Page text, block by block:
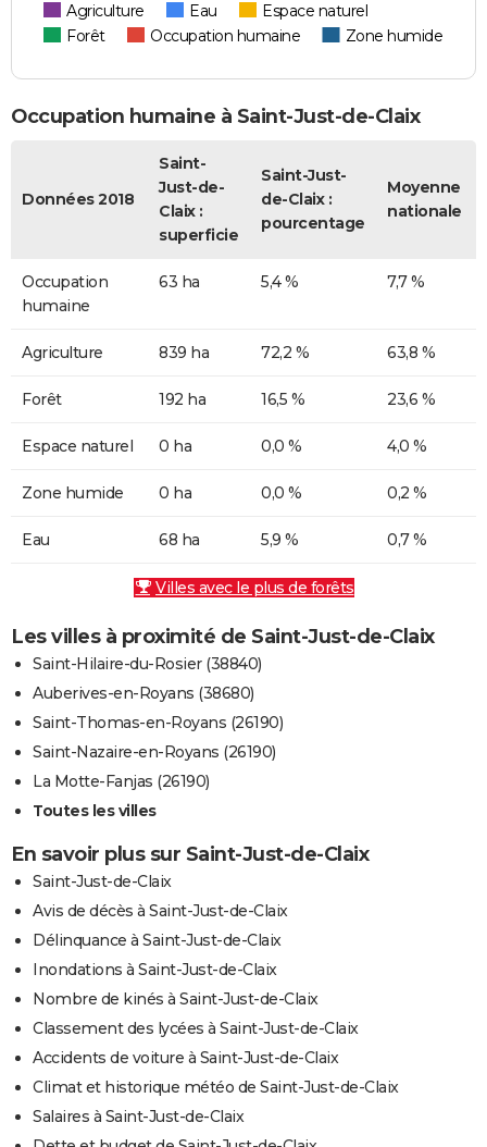
Agriculture Eau
Espace naturel
Forêt
Occupation humaine Zone humide
Occupation humaine à Saint-Just-de-Claix
Données 2018
Saint-
Just-de-
Claix :
superficie
Saint-Just-
de-Claix :
pourcentage
Moyenne
nationale
Occupation
humaine
63 ha 5,4 % 7,7 %
Agriculture 839 ha 72,2 % 63,8 %
Forêt 192 ha 16,5 % 23,6 %
Espace naturel 0 ha 0,0 % 4,0 %
Zone humide 0 ha 0,0 % 0,2 %
Eau 68 ha 5,9 % 0,7 %
Villes avec le plus de forêts
Les villes à proximité de Saint-Just-de-Claix
Saint-Hilaire-du-Rosier (38840)
Auberives-en-Royans (38680)
Saint-Thomas-en-Royans (26190)
Saint-Nazaire-en-Royans (26190)
La Motte-Fanjas (26190)
Toutes les villes
En savoir plus sur Saint-Just-de-Claix
Saint-Just-de-Claix
Avis de décès à Saint-Just-de-Claix
Délinquance à Saint-Just-de-Claix
Inondations à Saint-Just-de-Claix
Nombre de kinés à Saint-Just-de-Claix
Classement des lycées à Saint-Just-de-Claix
Accidents de voiture à Saint-Just-de-Claix
Climat et historique météo de Saint-Just-de-Claix
Salaires à Saint-Just-de-Claix